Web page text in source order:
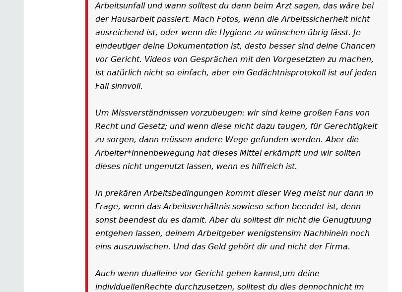
Arbeitsunfall und wann solltest du dann beim Arzt sagen, das wäre bei
der Hausarbeit passiert. Mach Fotos, wenn die Arbeitssicherheit nicht
ausreichend ist, oder wenn die Hygiene zu wünschen übrig lässt. Je
eindeutiger deine Dokumentation ist, desto besser sind deine Chancen
vor Gericht. Videos von Gesprächen mit den Vorgesetzten zu machen,
ist natürlich nicht so einfach, aber ein Gedächtnisprotokoll ist auf jeden
Fall sinnvoll.
Um Missverständnissen vorzubeugen: wir sind keine großen Fans von
Recht und Gesetz; und wenn diese nicht dazu taugen, für Gerechtigkeit
zu sorgen, dann müssen andere Wege gefunden werden. Aber die
Arbeiter*innenbewegung hat dieses Mittel erkämpft und wir sollten
dieses nicht ungenutzt lassen, wenn es hilfreich ist.
In prekären Arbeitsbedingungen kommt dieser Weg meist nur dann in
Frage, wenn das Arbeitsverhältnis sowieso schon beendet ist, denn
sonst beendest du es damit. Aber du solltest dir nicht die Genugtuung
entgehen lassen, deinem Arbeitgeber wenigstensim Nachhinein noch
eins auszuwischen. Und das Geld gehört dir und nicht der Firma.
Auch wenn dualleine vor Gericht gehen kannst,um deine
individuellenRechte durchzusetzen, solltest du dies dennochnicht im